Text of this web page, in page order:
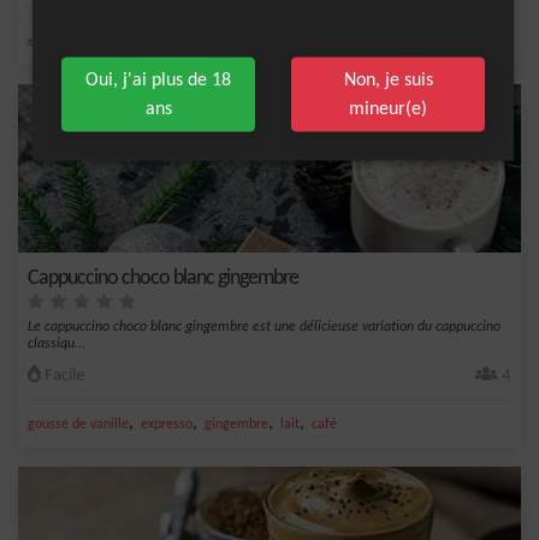
expresso
Cappuccino choco blanc gingembre
Le cappuccino choco blanc gingembre est une délicieuse variation du cappuccino
classiqu...
Facile 4
gousse de vanille, expresso, gingembre, lait, café
Oui, j'ai plus de 18
ans
Non, je suis
mineur(e)